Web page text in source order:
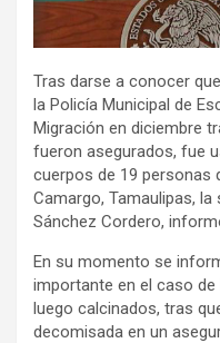
Tras darse a conocer
la Policía Municipal de
Migración en diciembre
fueron asegurados, fue
cuerpos de 19 personas
Camargo, Tamaulipas,
Sánchez Cordero,
En su momento se
importante en el caso
luego calcinados, tras
decomisada en un